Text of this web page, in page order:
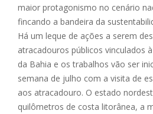
maior protagonismo no cenário
fincando a bandeira da
Há um leque de ações a serem
atracadouros públicos vinculados
da Bahia e os trabalhos vão ser
semana de julho com a visita de
aos atracadouro. O estado
quilômetros de costa litorânea, a